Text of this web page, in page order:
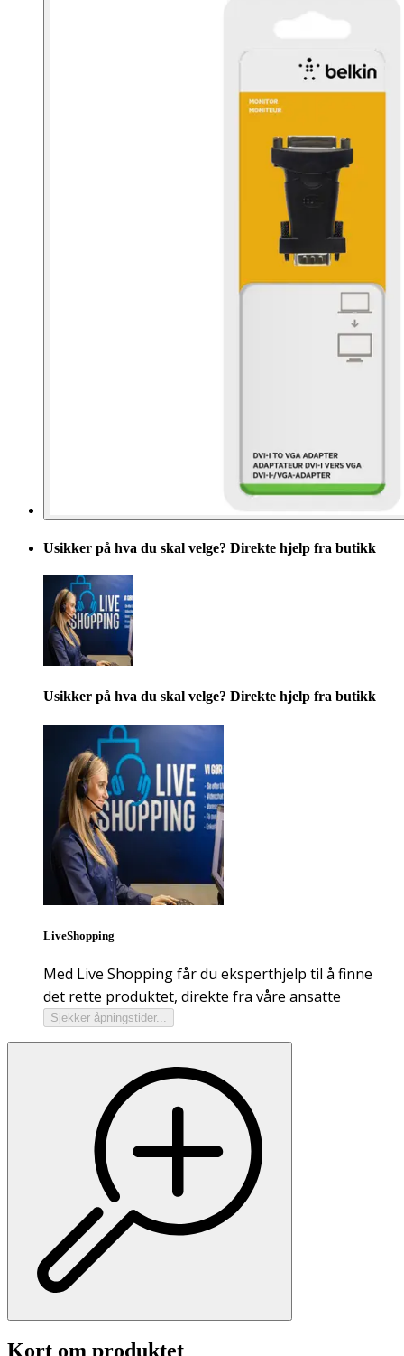
Usikker på hva du skal velge? Direkte hjelp fra butikk
Usikker på hva du skal velge? Direkte hjelp fra butikk
LiveShopping
Med Live Shopping får du eksperthjelp til å finne
det rette produktet, direkte fra våre ansatte
Sjekker åpningstider...
Kort om produktet